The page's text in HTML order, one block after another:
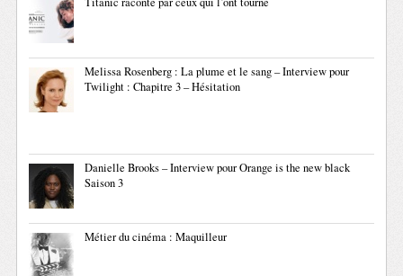
Melissa Rosenberg : La plume et le sang – Interview pour
Twilight : Chapitre 3 – Hésitation
Danielle Brooks – Interview pour Orange is the new black
Saison 3
Métier du cinéma : Maquilleur